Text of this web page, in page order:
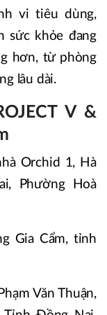
vi tiêu dùng,
sức khỏe đang
hơn, từ phòng
lâu dài.
V &
Orchid 1, Hà
Phường Hoà
Gia Cẩm, tỉnh
Văn Thuận,